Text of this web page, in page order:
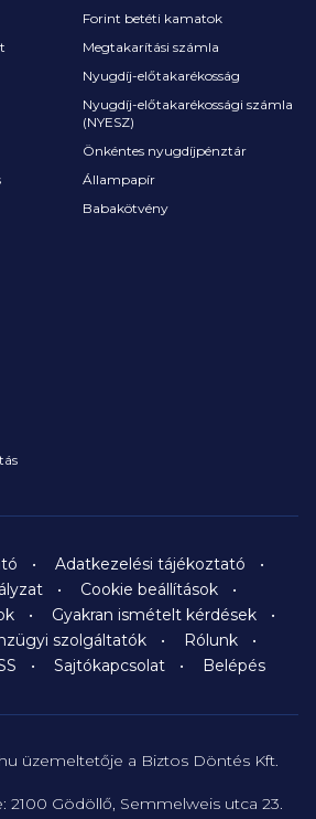
Forint betéti kamatok
Megtakarítási számla
Nyugdíj-előtakarékosság
Nyugdíj-előtakarékossági számla
(NYESZ)
Önkéntes nyugdíjpénztár
Állampapír
Babakötvény
Adatkezelési tájékoztató
Cookie beállítások
Gyakran ismételt kérdések
szolgáltatók
Rólunk
Sajtókapcsolat Belépés
üzemeltetője a Biztos Döntés Kft.
2100 Gödöllő, Semmelweis utca 23.